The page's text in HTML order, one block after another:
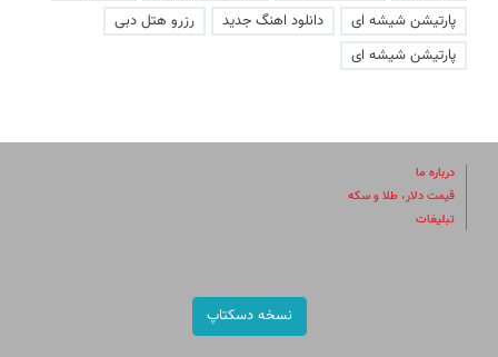
پارتیشن شیشه ای
دانلود اهنگ جدید
رزرو هتل دبی
پارتیشن شیشه ای
درباره ما
قیمت دلار، طلا و سکه
تبلیغات
نسخه دسکتاپ